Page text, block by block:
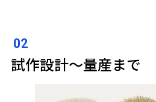
試作設計～量産まで